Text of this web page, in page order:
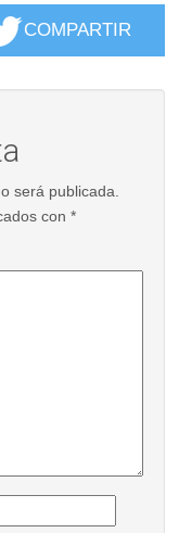
COMPARTIR
será publicada.
con *